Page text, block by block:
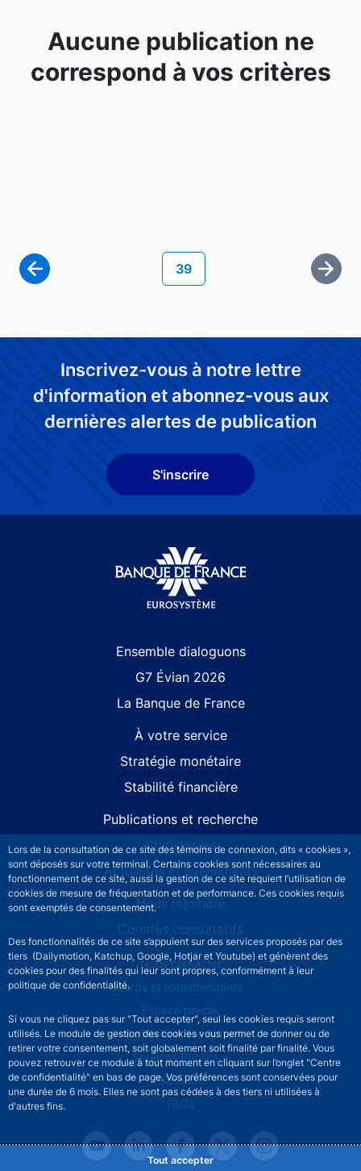
Lors de la consultation de ce site des témoins de connexion, dits « cookies »,
sont déposés sur votre terminal. Certains cookies sont nécessaires au
fonctionnement de ce site, aussi la gestion de ce site requiert l’utilisation de
cookies de mesure de fréquentation et de performance. Ces cookies requis
sont exemptés de consentement.
Des fonctionnalités de ce site s’appuient sur des services proposés par des
tiers (Dailymotion, Katchup, Google, Hotjar et Youtube) et génèrent des
cookies pour des finalités qui leur sont propres, conformément à leur
politique de confidentialité.
Si vous ne cliquez pas sur "Tout accepter", seul les cookies requis seront
utilisés. Le module de gestion des cookies vous permet de donner ou de
retirer votre consentement, soit globalement soit finalité par finalité. Vous
pouvez retrouver ce module à tout moment en cliquant sur l’onglet "Centre
de confidentialité" en bas de page. Vos préférences sont conservées pour
une durée de 6 mois. Elles ne sont pas cédées à des tiers ni utilisées à
d'autres fins.
Tout accepter
Aucune publication ne
correspond à vos critères
Page courante
39
Inscrivez-vous à notre lettre
d'information et abonnez-vous aux
dernières alertes de publication
S'inscrire
Ensemble dialoguons
G7 Évian 2026
La Banque de France
À votre service
Stratégie monétaire
Stabilité financière
Publications et recherche
Statistiques
Actualités et événements
Nous rejoindre
Comités consultatifs
Footer secondary menuNous contacter
Sourds et malentendants
Espace presse
La direction des Achats
Services Publics +
Glossaire
FAQs